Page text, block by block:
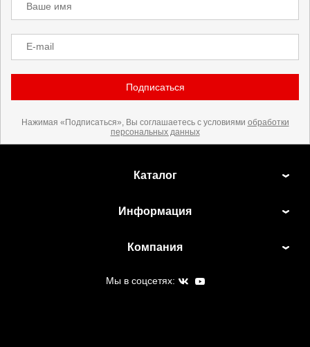
Ваше имя
E-mail
Подписаться
Нажимая «Подписаться», Вы соглашаетесь с условиями обработки
персональных данных
Каталог
Информация
Компания
Мы в соцсетях: